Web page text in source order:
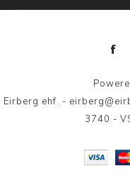
Eirberg ehf. -
3740 -